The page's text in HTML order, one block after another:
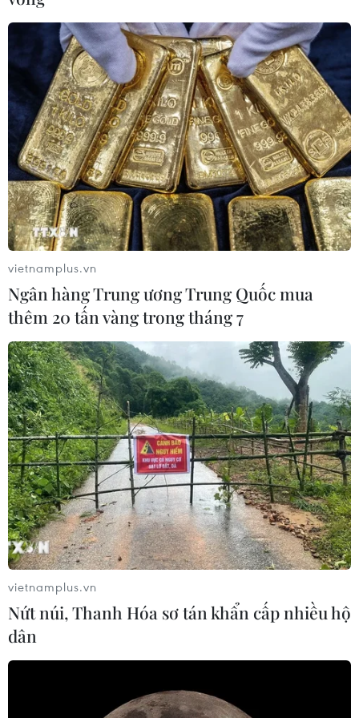
Các xã phía Tây Nghệ An xác xơ
do hậu quả nặng nề từ đợt lũ lịch sử
30/07/2025 02:01
Đợt lũ lịch sử gây hậu quả nặng nề cho người dân các
xã phía Tây của tỉnh Nghệ An; toàn tỉnh có hơn 7.000
căn nhà bị hư hỏng, nhiều quốc lộ, tỉnh lộ sạt lở, tổng
thiệt hại ước gần 3.500 tỷ đồng.
vietnamplus.vn
Ngân hàng Trung ương Trung Quốc mua
thêm 20 tấn vàng trong tháng 7
vietnamplus.vn
Nứt núi, Thanh Hóa sơ tán khẩn cấp nhiều hộ
dân